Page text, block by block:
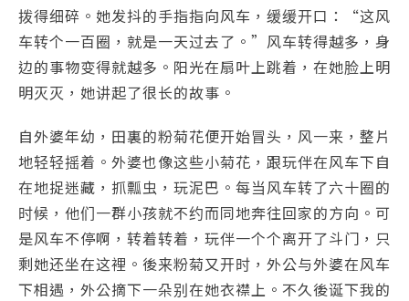
拨得细碎。她发抖的手指指向风车，缓缓开口：“这风
车转个一百圈，就是一天过去了。”风车转得越多，身
边的事物变得就越多。阳光在扇叶上跳着，在她脸上明
明灭灭，她讲起了很长的故事。
自外婆年幼，田裏的粉菊花便开始冒头，风一来，整片
地轻轻摇着。外婆也像这些小菊花，跟玩伴在风车下自
在地捉迷藏，抓瓢虫，玩泥巴。每当风车转了六十圈的
时候，他们一群小孩就不约而同地奔往回家的方向。可
是风车不停啊，转着转着，玩伴一个个离开了斗门，只
剩她还坐在这裡。後来粉菊又开时，外公与外婆在风车
下相遇，外公摘下一朵别在她衣襟上。不久後诞下我的